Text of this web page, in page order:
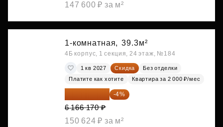
147 600 ₽ за м²
1-комнатная, 39.3м²
4Б корпус, 1 секция, 24 этаж, №184
1 кв 2027 Скидка
Без отделки
Платите как хотите
Квартира за 2 000 ₽/мес
-4%
6 166 170 ₽
150 624 ₽ за м²